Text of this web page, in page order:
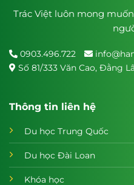
Trác Việt luôn mong
0903.496.722
Số 81/333 Văn Cao, Đằng
Thông tin liên hệ
Du học Trung Quốc
Du học Đài Loan
Khóa học